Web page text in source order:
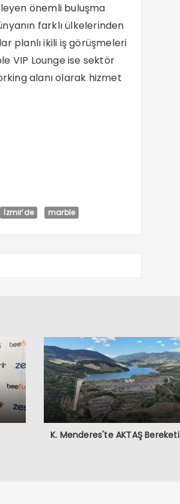
önemli buluşma
farklı ülkelerinden
planlı ikili iş görüşmeleri
VIP Lounge ise sektör
alanı olarak hizmet
İzmir’de marble
K. Menderes'te AKTAŞ Bereketi